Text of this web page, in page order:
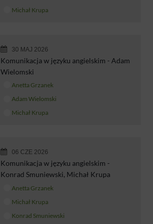
Michał Krupa
30 MAJ 2026
Komunikacja w języku angielskim - Adam
Wielomski
Anetta Grzanek
Adam Wielomski
Michał Krupa
06 CZE 2026
Komunikacja w języku angielskim -
Konrad Smuniewski, Michał Krupa
Anetta Grzanek
Michał Krupa
Konrad Smuniewski